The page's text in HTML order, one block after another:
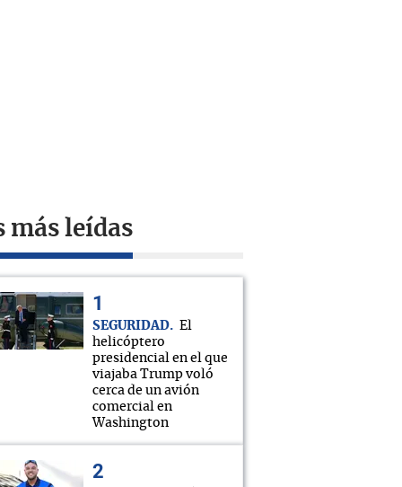
más leídas
SEGURIDAD
El
helicóptero
presidencial en el que
viajaba Trump voló
cerca de un avión
comercial en
Washington